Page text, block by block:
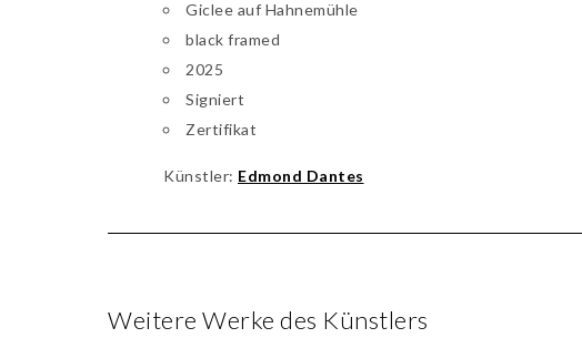
Giclee auf Hahnemühle
black framed
2025
Signiert
Zertifikat
Künstler: Edmond Dantes
Weitere Werke des Künstlers